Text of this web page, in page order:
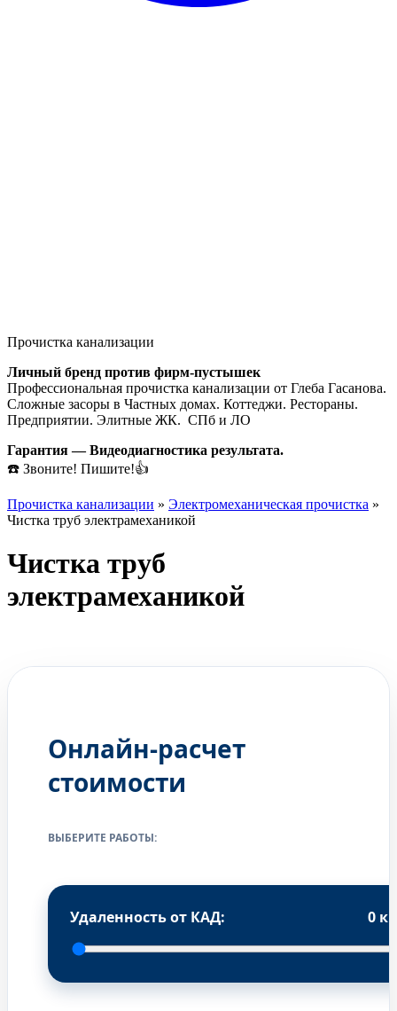
Прочистка канализации
Личный бренд против фирм-пустышек
Профессиональная прочистка канализации от Глеба Гасанова.
Сложные засоры в Частных домах. Коттеджи. Рестораны.
Предприятии. Элитные ЖК. СПб и ЛО
Гарантия — Видеодиагностика результата.
☎️ Звоните! Пишите!👍
Прочистка канализации » Электромеханическая прочистка »
Чистка труб электрамеханикой
Чистка труб
электрамеханикой
Онлайн-расчет
стоимости
ВЫБЕРИТЕ РАБОТЫ:
Удаленность от КАД: 0
ГЛЕБ